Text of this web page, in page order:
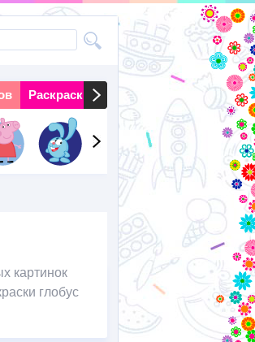
Раскраски на праздники
картинок
глобус